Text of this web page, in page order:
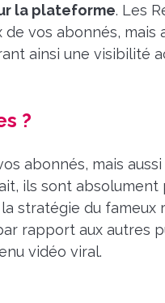
la plateforme. Les
vos abonnés, mais
ainsi une visibilité
?
abonnés, mais aussi
ils sont absolument
stratégie du fameux
rapport aux autres
vidéo viral.